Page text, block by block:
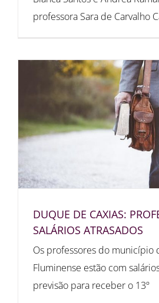
professora Sara de Carvalho
DUQUE DE CAXIAS:
SALÁRIOS ATRASADOS
Os professores do município
Fluminense estão com
previsão para receber o 13º